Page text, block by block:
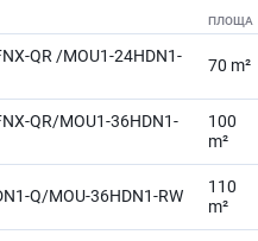
ПЛОЩА
QR /MOU1-24HDN1-
70 m²
QR/MOU1-36HDN1-
100
m²
Q/MOU-36HDN1-RW
110
m²